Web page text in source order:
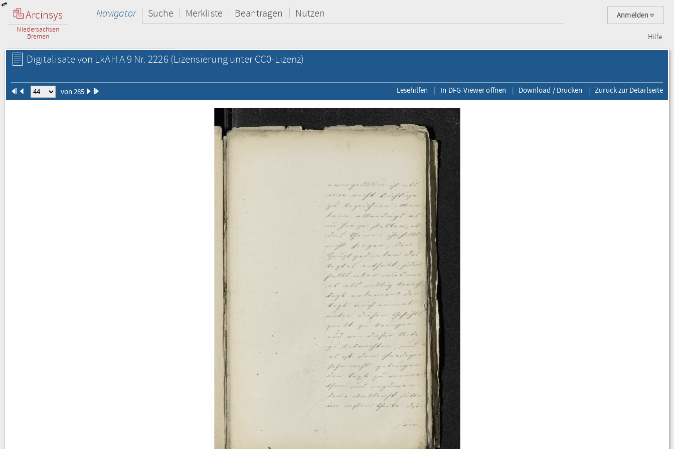
Arcinsys
Niedersachsen
Bremen
Anmelden
Navigator Suche Merkliste Beantragen Nutzen
Hilfe
Digitalisate von LkAH A 9 Nr. 2226 (Lizensierung unter CC0-Lizenz)
von 285 Lesehilfen In DFG-Viewer öffnen Download / Drucken Zurück zur Detailseite